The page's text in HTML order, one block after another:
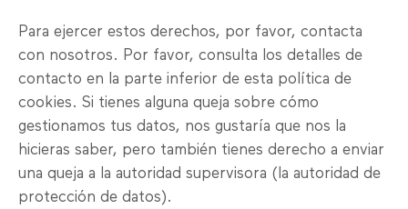
Para ejercer estos derechos, por favor, contacta
con nosotros. Por favor, consulta los detalles de
contacto en la parte inferior de esta política de
cookies. Si tienes alguna queja sobre cómo
gestionamos tus datos, nos gustaría que nos la
hicieras saber, pero también tienes derecho a enviar
una queja a la autoridad supervisora (la autoridad de
protección de datos).